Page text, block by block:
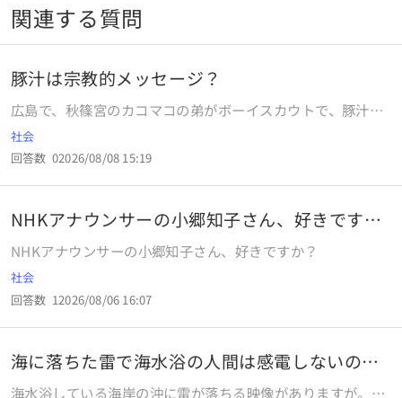
関連する質問
豚汁は宗教的メッセージ？
広島で、秋篠宮のカコマコの弟がボーイスカウトで、豚汁を
作るとは、 ちょうど熊本の大地震で被災地の炊き出しでは、
豚汁が豚肉タブーのイスラム教徒に配慮してないと、SNSで
バズっているようですが、 今の時代は、豚汁を作ることも宗
教的メッセージになってしまうのですね。 桜の木の臭いが残
なか消えないのでしょうか？
社会
回答数 02026/08/08 15:19
NHKアナウンサーの小郷知子さん、好きです
か？
NHKアナウンサーの小郷知子さん、好きですか？
社会
回答数 12026/08/06 16:07
海に落ちた雷で海水浴の人間は感電しないので
しょうか
海水浴している海岸の沖に雷が落ちる映像がありますが。海